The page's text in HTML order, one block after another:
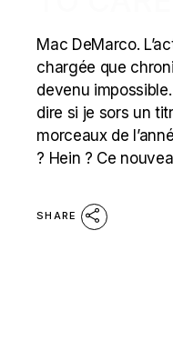
Mac DeMarco.
chargée que
devenu
dire si je sors un
morceaux de
? Hein ? Ce
SHARE